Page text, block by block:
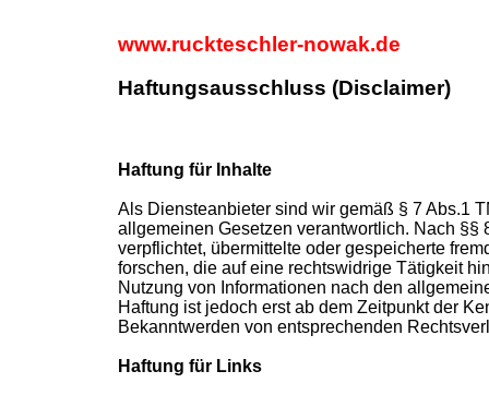
www.ruckteschler-nowak.de
Haftungsausschluss (Disclaimer)
Haftung für Inhalte
Als Diensteanbieter sind wir gemäß § 7 Abs.1
allgemeinen Gesetzen verantwortlich. Nach
verpflichtet, übermittelte oder gespeicherte
forschen, die auf eine rechtswidrige Tätigkeit
Nutzung von Informationen nach den
Haftung ist jedoch erst ab dem Zeitpunkt der
Bekanntwerden von entsprechenden
Haftung für Links